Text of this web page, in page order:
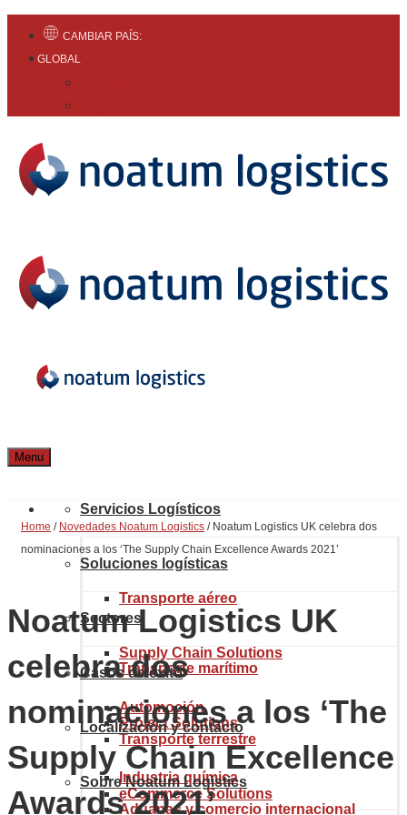
CAMBIAR PAÍS:
GLOBAL
Menu
Servicios Logísticos
Transporte aéreo
Transporte marítimo
Transporte terrestre
Aduanas y comercio internacional
Soluciones logísticas
Supply Chain Solutions
Project Solutions
eCommerce Solutions
Sectores
Automoción
Industria química
Casos de éxito
Localización y contacto
Sobre Noatum Logistics
Home / Novedades Noatum Logistics / Noatum Logistics UK celebra dos
nominaciones a los ‘The Supply Chain Excellence Awards 2021’
Noatum Logistics UK
celebra dos
nominaciones a los ‘The
Supply Chain Excellence
Awards 2021’